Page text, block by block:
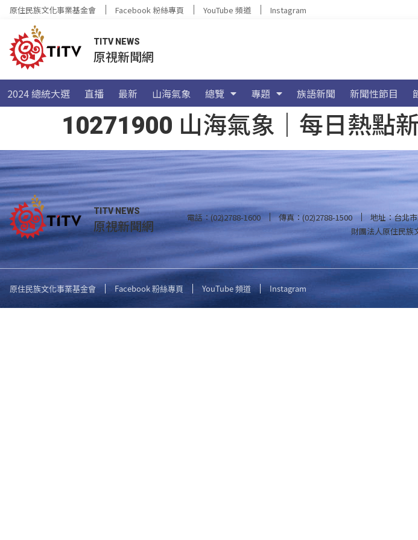
原住民族文化事業基金會 Facebook 粉絲專頁 YouTube 頻道 Instagram
TITV NEWS
原視新聞網
2024 總統大選 直播 最新 山海氣象 總覽 專題 族語新聞 新聞性節目
10271900 山海氣象｜每日熱點
TITV NEWS
原視新聞網 電話：(02)2788-1600 傳真：(02)2788-1500
地址：台北
財團法人原住民族
原住民族文化事業基金會 Facebook 粉絲專頁 YouTube 頻道 Instagram